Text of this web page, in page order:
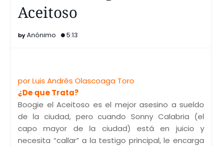
Aceitoso
Anónimo 5:13
por Luis Andrés Olascoaga Toro
¿De que Trata?
Boogie el Aceitoso es el mejor asesino a sueldo
de la ciudad, pero cuando Sonny Calabria (el
capo mayor de la ciudad) está en juicio y
necesita “callar” a la testigo principal, le encarga